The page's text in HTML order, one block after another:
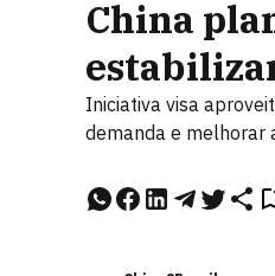
China
Iniciativa visa
demanda e melhorar